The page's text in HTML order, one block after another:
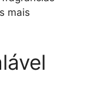
mais